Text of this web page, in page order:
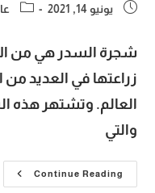
Post
يونيو 14, 2021
Post
شجرة السدر هي من
زراعتها في العديد
العالم. وتشتهر هذه
والتي
Continue Readingشجرة
السدر